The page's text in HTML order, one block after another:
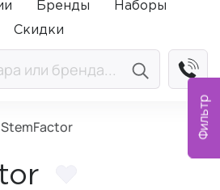
Фильтр
Бренды
Наборы
Скидки
StemFactor